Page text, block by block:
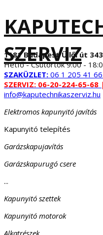
SZERVIZ
1181 Budapest Üllői út
Hétfő - Csütörtök 9:00 -
SZAKÜZLET: 06 1 205 41
SZERVIZ: 06-20-224-65-68
info@kaputechnikaszerviz.hu
Elektromos kapunyitó javítás
Kapunyitó telepítés
Garázskapujavítás
Garázskapurugó csere
...
Kapunyitó szettek
Kapunyitó motorok
Alkatrészek